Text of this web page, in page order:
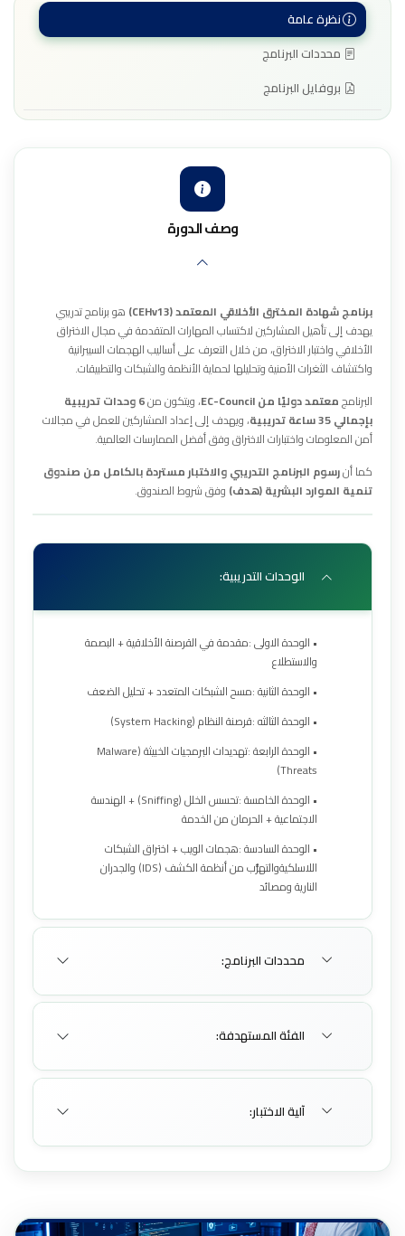
نظرة عامة
محددات البرنامج
بروفايل البرنامج
وصف الدورة
برنامج شهادة المخترق الأخلاقي المعتمد (CEHv13)
هو برنامج تدريبي
يهدف إلى تأهيل المشاركين لاكتساب المهارات المتقدمة في مجال الاختراق
الأخلاقي واختبار الاختراق، من خلال التعرف على أساليب الهجمات السيبرانية
واكتشاف الثغرات الأمنية وتحليلها لحماية الأنظمة والشبكات والتطبيقات.
البرنامجمعتمد دوليًا منEC-Council، ويتكون من 6 وحدات تدريبية
بإجمالي 35 ساعة تدريبية
، ويهدف إلى إعداد المشاركين للعمل في مجالات
أمن المعلومات واختبارات الاختراق وفق أفضل الممارسات العالمية.
كما أنرسوم البرنامج التدريبي والاختبار مستردة بالكامل من صندوق
تنمية الموارد البشرية (هدف) وفق شروط الصندوق.
الوحدات التدريبية:
• الوحدة الاولى :مقدمة في القرصنة الأخلاقية + البصمة
والاستطلاع
• الوحدة الثانية :مسح الشبكات المتعدد + تحليل الضعف
• الوحدة الثالثه :قرصنة النظام (System Hacking)
• الوحدة الرابعة :تهديدات البرمجيات الخبيثة (Malware
Threats)
• الوحدة الخامسة :تحسس الخلل (Sniffing) + الهندسة
الاجتماعية + الحرمان من الخدمة
• الوحدة السادسة :هجمات الويب + اختراق الشبكات
اللاسلكيةوالتهرُّب من أنظمة الكشف (IDS) والجدران
النارية ومصائد
محددات البرنامج:
الفئة المستهدفة:
آلية الاختبار: